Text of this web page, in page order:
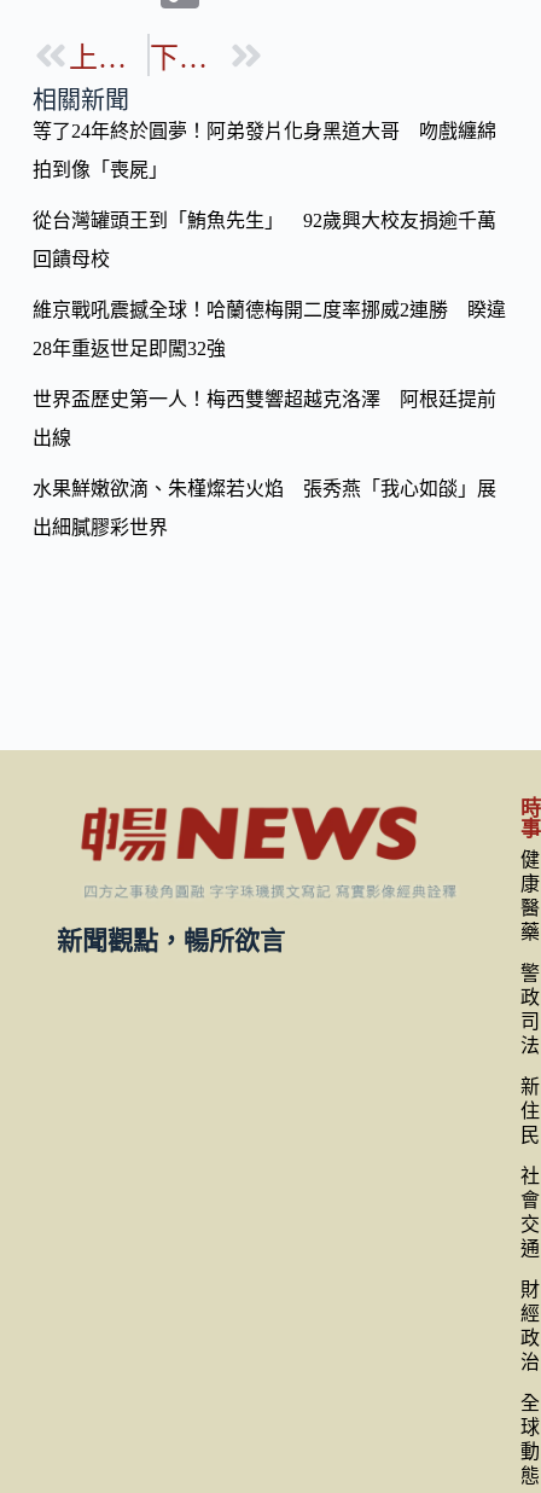
b
o
p
Li
k
上一篇 下一篇
相關新聞
等了24年終於圓夢！阿弟發片化身黑道大哥 吻戲纏綿
拍到像「喪屍」
從台灣罐頭王到「鮪魚先生」 92歲興大校友捐逾千萬
回饋母校
維京戰吼震撼全球！哈蘭德梅開二度率挪威2連勝 睽違
28年重返世足即闖32強
世界盃歷史第一人！梅西雙響超越克洛澤 阿根廷提前
出線
水果鮮嫩欲滴、朱槿燦若火焰 張秀燕「我心如燄」展
出細膩膠彩世界
新聞觀點，暢所欲言
時
事
健
康
醫
藥
警
政
司
法
新
住
民
社
會
交
通
財
經
政
治
全
球
動
態